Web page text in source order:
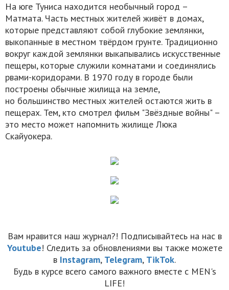
На юге Туниса находится необычный город –
Матмата. Часть местных жителей живёт в домах,
которые представляют собой глубокие землянки,
выкопанные в местном твёрдом грунте. Традиционно
вокруг каждой землянки выкапывались искусственные
пещеры, которые служили комнатами и соединялись
рвами-коридорами. В 1970 году в городе были
построены обычные жилища на земле,
но большинство местных жителей остаются жить в
пещерах. Тем, кто смотрел фильм "Звёздные войны" –
это место может напомнить жилище Люка
Скайуокера.
Вам нравится наш журнал?! Подписывайтесь на нас в
Youtube! Следить за обновлениями вы также можете
в Instagram, Telegram, TikTok.
Будь в курсе всего самого важного вместе с MEN's
LIFE!